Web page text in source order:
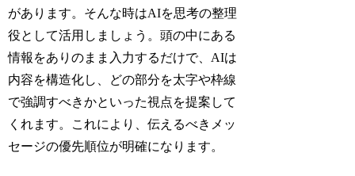
があります。そんな時はAIを思考の整理
役として活用しましょう。頭の中にある
情報をありのまま入力するだけで、AIは
内容を構造化し、どの部分を太字や枠線
で強調すべきかといった視点を提案して
くれます。これにより、伝えるべきメッ
セージの優先順位が明確になります。